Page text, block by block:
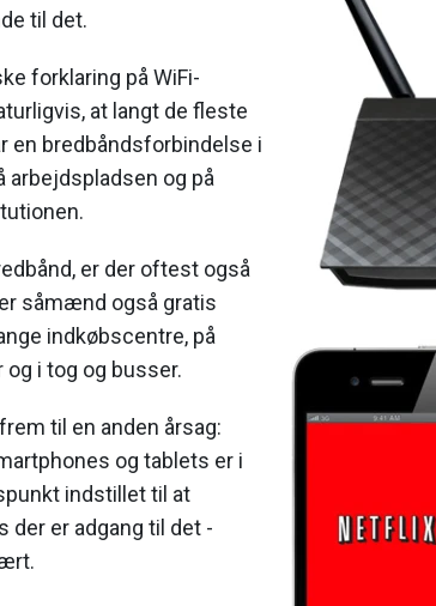
til det.
forklaring på WiFi-
at langt de fleste
en bredbåndsforbindelse i
arbejdspladsen og på
er der oftest også
såmænd også gratis
indkøbscentre, på
i tog og busser.
til en anden årsag:
og tablets er i
indstillet til at
der er adgang til det -